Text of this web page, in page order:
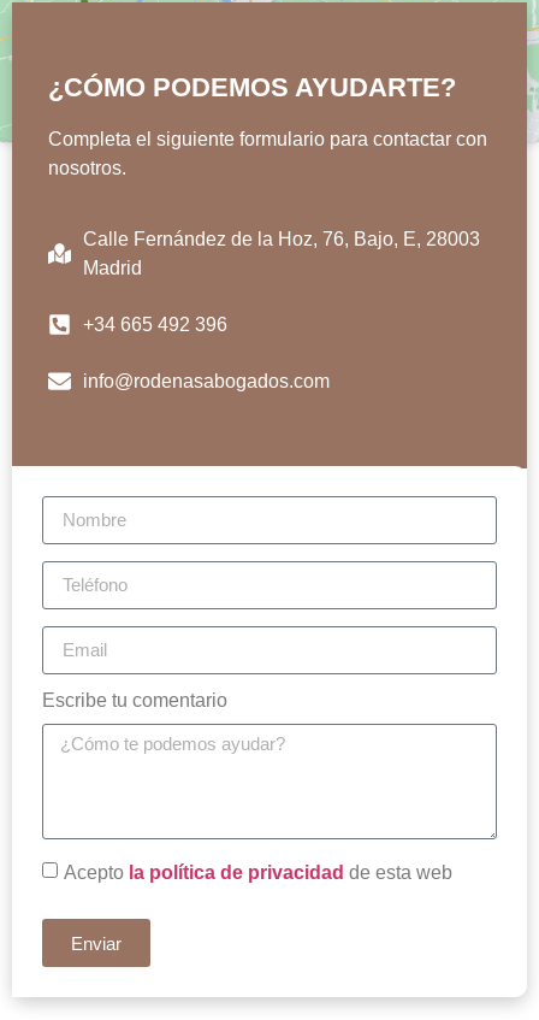
¿CÓMO PODEMOS AYUDARTE?
Completa el siguiente formulario para contactar con
nosotros.
Calle Fernández de la Hoz, 76, Bajo, E, 28003
Madrid
+34 665 492 396
info@rodenasabogados.com
Escribe tu comentario
Acepto la política de privacidad de esta web
Enviar